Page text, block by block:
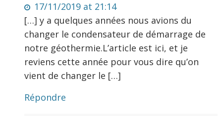
17/11/2019 at 21:14
[…] y a quelques années nous avions du
changer le condensateur de démarrage de
notre géothermie.L’article est ici, et je
reviens cette année pour vous dire qu’on
vient de changer le […]
Répondre